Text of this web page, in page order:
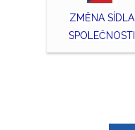
ZMĚNA SÍDLA
SPOLEČNOSTI